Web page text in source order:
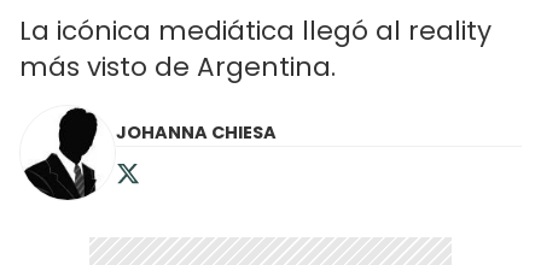
La icónica mediática llegó al reality
más visto de Argentina.
JOHANNA CHIESA